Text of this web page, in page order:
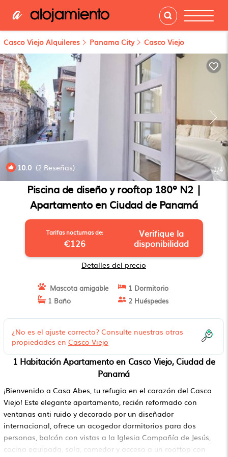
Casco Viejo Alquileres Panama City Casco Viejo
10.0 (2 Reseñas) 1/4
Piscina de diseño y rooftop 180º N2 |
Apartamento en Ciudad de Panamá
Tarifas nocturnas de:
€126
Verifique la
disponibilidad
Detalles del precio
Mascota amigable
1 Dormitorio
1 Baño
2 Huéspedes
¿No es el ajuste correcto? Consulte nuestras otras
propiedades en Casco Viejo
1 Habitación Apartamento en Casco Viejo, Ciudad de
Panamá
¡Bienvenido a Casa Abes, tu refugio en el corazón del Casco
Viejo! Este elegante apartamento, recién reformado con
ventanas anti ruido y decorado por un diseñador
internacional, ofrece un acogedor dormitorios para dos
personas, balcón con vistas a la Iglesia Compañía de Jesús,
cocina equipada, sala, comedor y acceso a un rooftop con